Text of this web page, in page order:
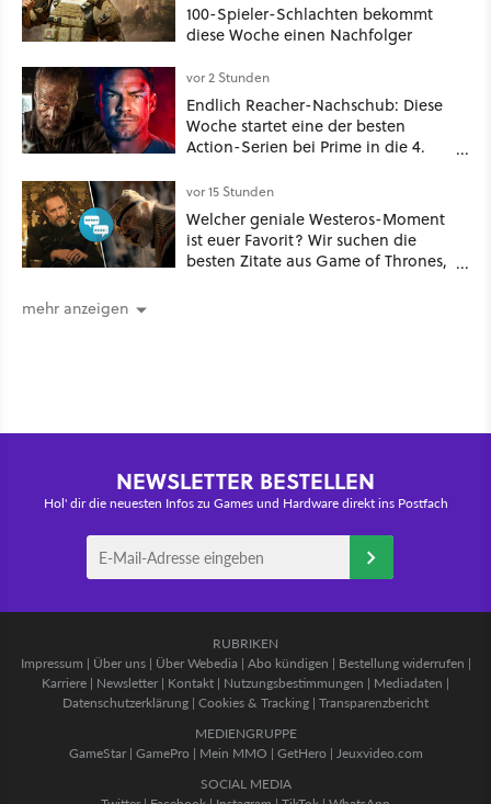
100-Spieler-Schlachten bekommt
diese Woche einen Nachfolger
vor 2 Stunden
Endlich Reacher-Nachschub: Diese
Woche startet eine der besten
Action-Serien bei Prime in die 4.
vor 15 Stunden
Welcher geniale Westeros-Moment
ist euer Favorit? Wir suchen die
besten Zitate aus Game of Thrones,
mehr anzeigen
NEWSLETTER BESTELLEN
Hol' dir die neuesten Infos zu Games und Hardware direkt ins Postfach
RUBRIKEN
Impressum | Über uns| Über Webedia | Abo kündigen | Bestellung widerrufen |
Karriere | Newsletter | Kontakt | Nutzungsbestimmungen | Mediadaten |
Datenschutzerklärung | Cookies & Tracking | Transparenzbericht
MEDIENGRUPPE
GameStar| GamePro | Mein MMO | GetHero | Jeuxvideo.com
SOCIAL MEDIA